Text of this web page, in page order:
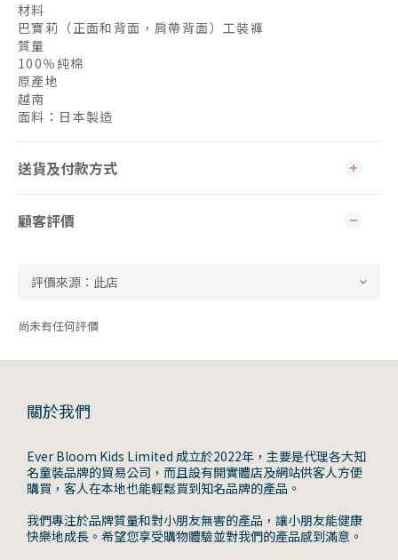
材料
巴寶莉（正面和背面，肩帶背面）工裝褲
質量
100％純棉
原產地
越南
面料：日本製造
送貨及付款方式
顧客評價
尚未有任何評價
關於我們
Ever Bloom Kids Limited 成立於2022年，主要是代理各大知
名童裝品牌的貿易公司，而且設有開實體店及網站供客人方便
購買，客人在本地也能輕鬆買到知名品牌的產品。
我們專注於品牌質量和對小朋友無害的產品，讓小朋友能健康
快樂地成長。希望您享受購物體驗並對我們的產品感到滿意。